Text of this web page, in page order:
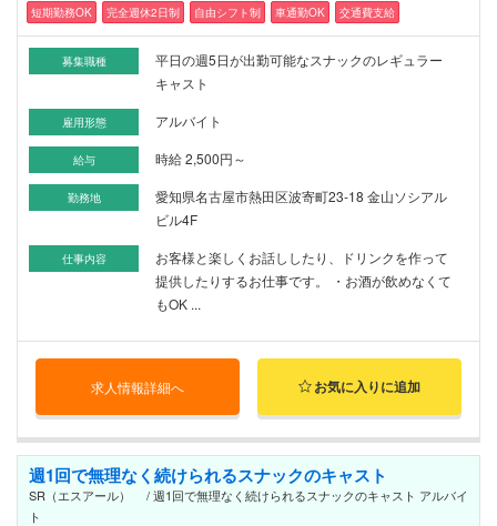
短期勤務OK
完全週休2日制 自由シフト制 車通勤OK 交通費支給
募集職種
平日の週5日が出勤可能なスナックのレギュラー
キャスト
雇用形態 アルバイト
給与 時給 2,500円～
勤務地
愛知県名古屋市熱田区波寄町23-18 金山ソシアル
ビル4F
仕事内容
お客様と楽しくお話ししたり、ドリンクを作って
提供したりするお仕事です。 ・お酒が飲めなくて
もOK ...
求人情報詳細へ お気に入りに追加
週1回で無理なく続けられるスナックのキャスト
SR（エスアール） / 週1回で無理なく続けられるスナックのキャスト アルバイ
ト